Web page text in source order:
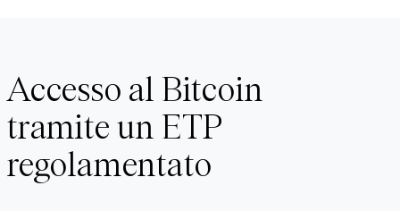
Accesso al Bitcoin
tramite un ETP
regolamentato